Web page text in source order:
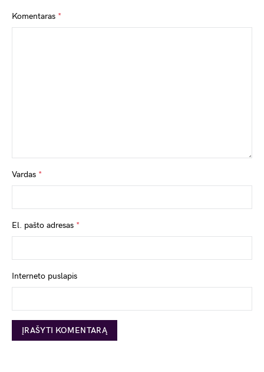
Komentaras *
Vardas *
El. pašto adresas *
Interneto puslapis